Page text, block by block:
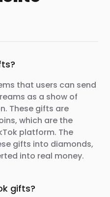
that users can send
as a show of
These gifts are
which are the
platform. The
gifts into diamonds,
into real money.
gifts?